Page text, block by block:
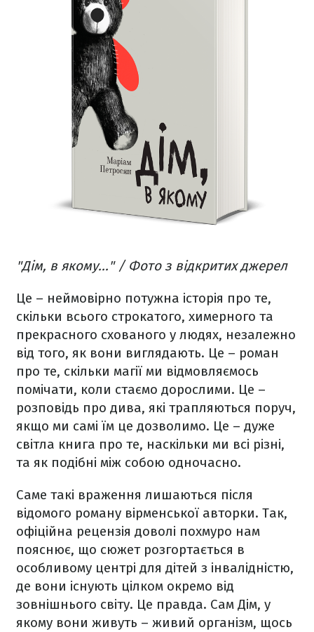
"Дім, в якому..." / Фото з відкритих джерел
Це – неймовірно потужна історія про те,
скільки всього строкатого, химерного та
прекрасного схованого у людях, незалежно
від того, як вони виглядають. Це – роман
про те, скільки магії ми відмовляємось
помічати, коли стаємо дорослими. Це –
розповідь про дива, які трапляються поруч,
якщо ми самі їм це дозволимо. Це – дуже
світла книга про те, наскільки ми всі різні,
та як подібні між собою одночасно.
Саме такі враження лишаються після
відомого роману вірменської авторки. Так,
офіційна рецензія доволі похмуро нам
пояснює, що сюжет розгортається в
особливому центрі для дітей з інвалідністю,
де вони існують цілком окремо від
зовнішнього світу. Це правда. Сам Дім, у
якому вони живуть – живий організм, щось